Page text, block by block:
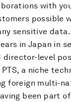
with
possible
sensitive
in Japan in
director-level
a niche
foreign multi-
been part